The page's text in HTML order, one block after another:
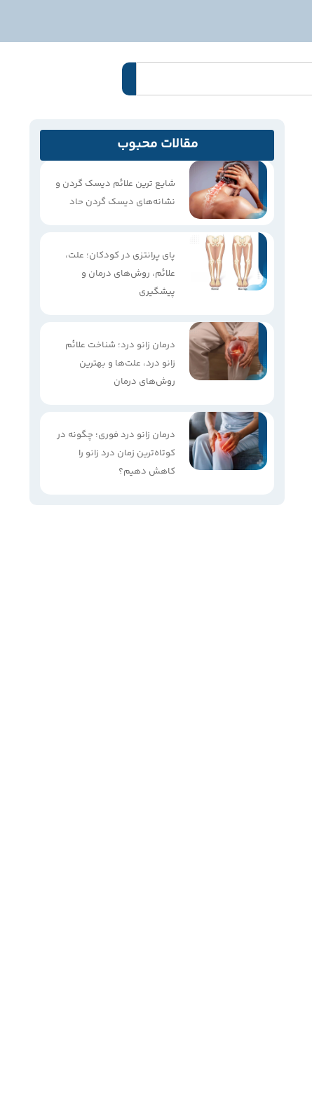
مقالات محبوب
شایع ترین علائم دیسک گردن و
نشانه‌های دیسک گردن حاد
پای پرانتزی در کودکان؛ علت،
علائم، روش‌های درمان و
پیشگیری
درمان زانو درد؛ شناخت علائم
زانو درد، علت‌ها و بهترین
روش‌های درمان
درمان زانو درد فوری؛ چگونه در
کوتاه‌ترین زمان درد زانو را
کاهش دهیم؟